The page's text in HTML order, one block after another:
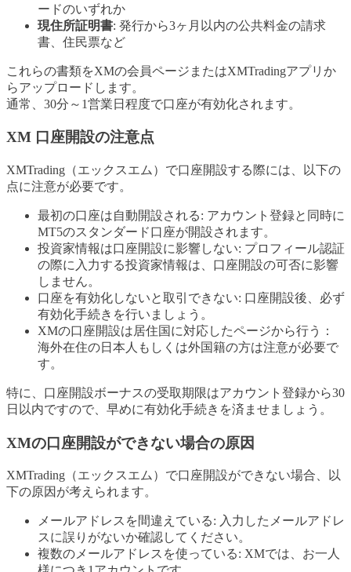
ードのいずれか
現住所証明書: 発行から3ヶ月以内の公共料金の請求
書、住民票など
これらの書類をXMの会員ページまたはXMTradingアプリか
らアップロードします。
通常、30分～1営業日程度で口座が有効化されます。
XM 口座開設の注意点
XMTrading（エックスエム）で口座開設する際には、以下の
点に注意が必要です。
最初の口座は自動開設される: アカウント登録と同時に
MT5のスタンダード口座が開設されます。
投資家情報は口座開設に影響しない: プロフィール認証
の際に入力する投資家情報は、口座開設の可否に影響
しません。
口座を有効化しないと取引できない: 口座開設後、必ず
有効化手続きを行いましょう。
XMの口座開設は居住国に対応したページから行う：
海外在住の日本人もしくは外国籍の方は注意が必要で
す。
特に、口座開設ボーナスの受取期限はアカウント登録から30
日以内ですので、早めに有効化手続きを済ませましょう。
XMの口座開設ができない場合の原因
XMTrading（エックスエム）で口座開設ができない場合、以
下の原因が考えられます。
メールアドレスを間違えている: 入力したメールアドレ
スに誤りがないか確認してください。
複数のメールアドレスを使っている: XMでは、お一人